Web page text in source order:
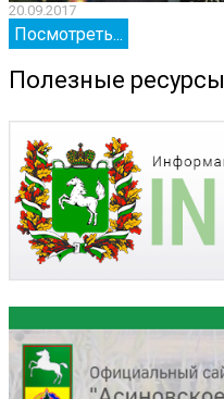
20.09.2017
Посмотреть...
Полезные ресурсы